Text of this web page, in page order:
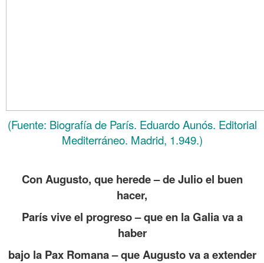
(Fuente: Biografía de París. Eduardo Aunós. Editorial
Mediterráneo. Madrid, 1.949.)
Con Augusto, que herede – de Julio el buen
hacer,
París vive el progreso – que en la Galia va a
haber
bajo la Pax Romana – que Augusto va a extender